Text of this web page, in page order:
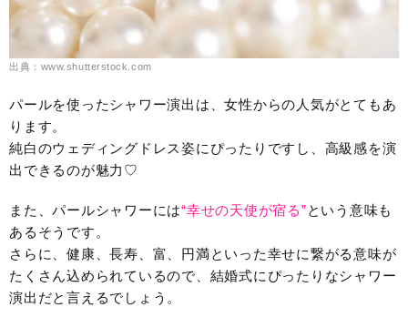
出典：www.shutterstock.com
パールを使ったシャワー演出は、女性からの人気がとてもあ
ります。
純白のウェディングドレス姿にぴったりですし、高級感を演
出できるのが魅力♡
また、パールシャワーには“幸せの天使が宿る”という意味も
あるそうです。
さらに、健康、長寿、富、円満といった幸せに繋がる意味が
たくさん込められているので、結婚式にぴったりなシャワー
演出だと言えるでしょう。